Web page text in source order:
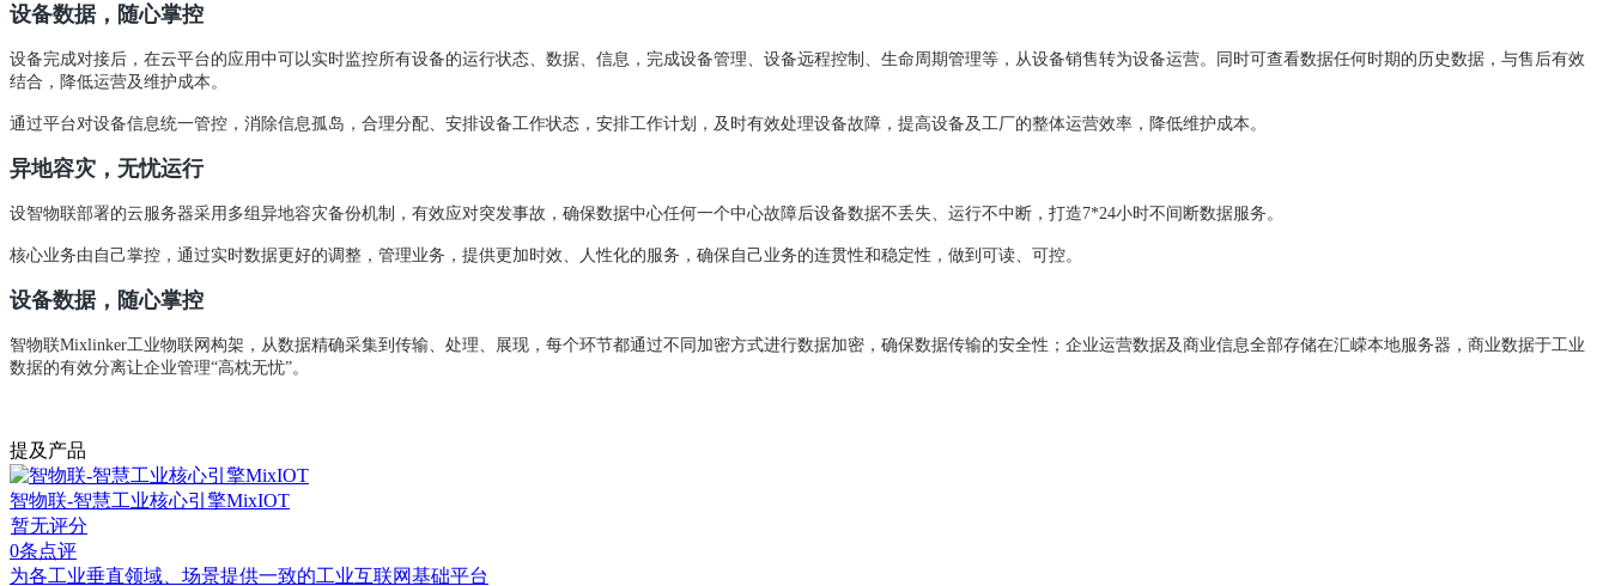
设备数据，随心掌控
设备完成对接后，在云平台的应用中可以实时监控所有设备的运行状态、数据、信息，完成设备管理、设备远程控制、生命周期管理等，从设备销售转为设备运营。同时可查看数据任何时期的历史数据，与售后有效
结合，降低运营及维护成本。
通过平台对设备信息统一管控，消除信息孤岛，合理分配、安排设备工作状态，安排工作计划，及时有效处理设备故障，提高设备及工厂的整体运营效率，降低维护成本。
异地容灾，无忧运行
设智物联部署的云服务器采用多组异地容灾备份机制，有效应对突发事故，确保数据中心任何一个中心故障后设备数据不丢失、运行不中断，打造7*24小时不间断数据服务。
核心业务由自己掌控，通过实时数据更好的调整，管理业务，提供更加时效、人性化的服务，确保自己业务的连贯性和稳定性，做到可读、可控。
设备数据，随心掌控
智物联Mixlinker工业物联网构架，从数据精确采集到传输、处理、展现，每个环节都通过不同加密方式进行数据加密，确保数据传输的安全性；企业运营数据及商业信息全部存储在汇嵘本地服务器，商业数据于工业
数据的有效分离让企业管理“高枕无忧”。
提及产品
智物联-智慧工业核心引擎MixIOT
暂无评分
0条点评
为各工业垂直领域、场景提供一致的工业互联网基础平台